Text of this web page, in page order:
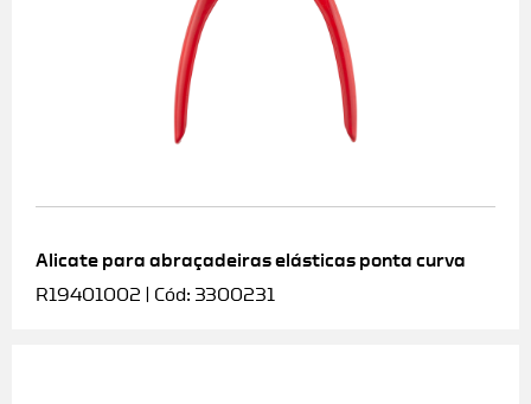
Alicate para abraçadeiras elásticas ponta curva
R19401002 | Cód: 3300231